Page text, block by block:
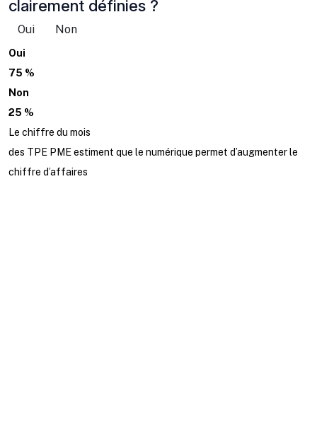
clairement définies ?
Oui Non
Oui
75 %
Non
25 %
Le chiffre du mois
des TPE PME estiment que le numérique permet d’augmenter le
chiffre d’affaires